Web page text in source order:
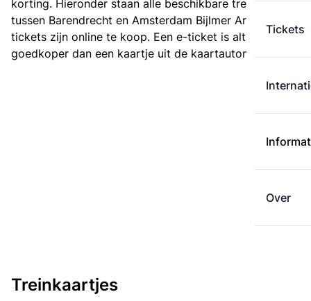
Tickets
Over
korting. Hieronder staan alle beschikbare treintickets
tussen Barendrecht en Amsterdam Bijlmer ArenA. Deze
tickets zijn online te koop. Een e-ticket is altijd
goedkoper dan een kaartje uit de kaartautomaat.
Treinkaartjes